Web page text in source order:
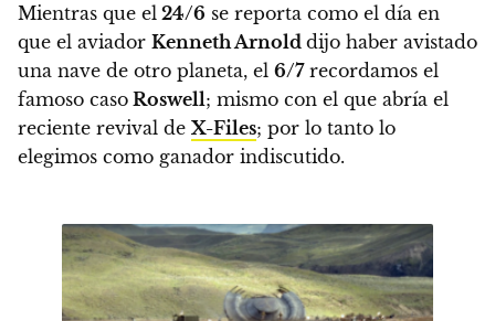
Mientras que el 24/6 se reporta como el día en
que el aviador Kenneth Arnold dijo haber avistado
una nave de otro planeta, el 6/7recordamos el
famoso caso Roswell; mismo con el que abría el
reciente revival de X-Files; por lo tanto lo
elegimos como ganador indiscutido.